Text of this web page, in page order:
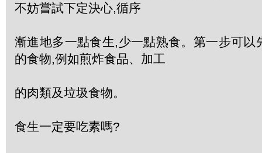
不妨嘗試下定決心,循序
漸進地多一點食生,少一點熟食。第一步可以
的食物,例如煎炸食品、加工
的肉類及垃圾食物。
食生一定要吃素嗎?